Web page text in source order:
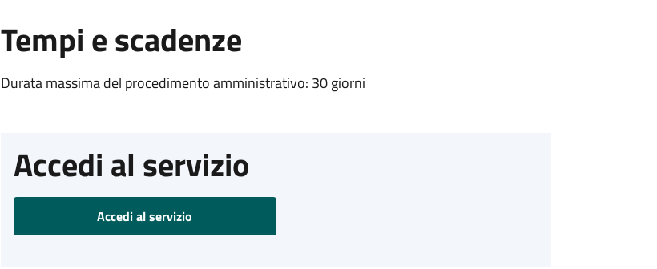
Tempi e scadenze
Durata massima del procedimento amministrativo: 30 giorni
Accedi al servizio
Accedi al servizio